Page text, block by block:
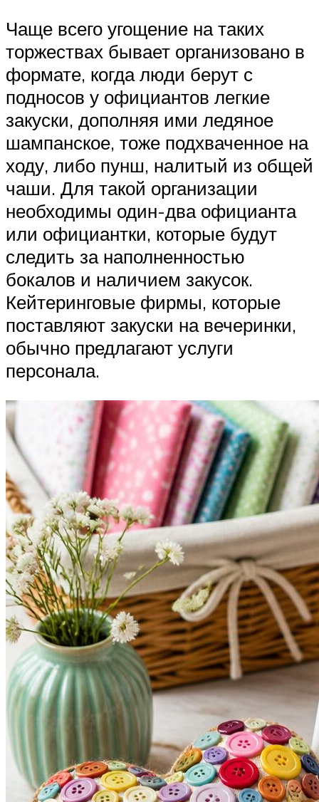
Чаще всего угощение на таких
торжествах бывает организовано в
формате, когда люди берут с
подносов у официантов легкие
закуски, дополняя ими ледяное
шампанское, тоже подхваченное на
ходу, либо пунш, налитый из общей
чаши. Для такой организации
необходимы один-два официанта
или официантки, которые будут
следить за наполненностью
бокалов и наличием закусок.
Кейтеринговые фирмы, которые
поставляют закуски на вечеринки,
обычно предлагают услуги
персонала.